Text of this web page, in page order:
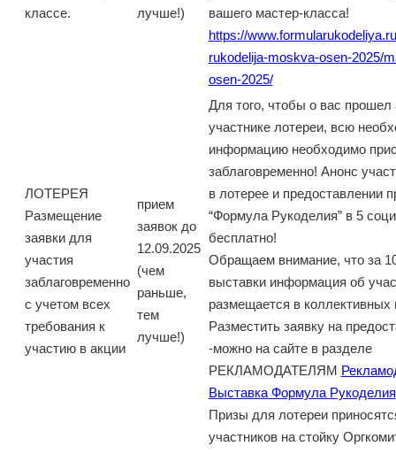
классе.
лучше!)
вашего мастер-класса!
https://
rukodelija-moskva-osen-2025/
osen-2025/
ЛОТЕРЕЯ
Размещение
заявки для
участия
заблаговременно
с учетом всех
требования к
участию в акции
прием
заявок до
12.09.2025
(чем
раньше,
тем
лучше!)
Для того, чтобы о вас прошел
участнике лотереи, всю
информацию необходимо
заблаговременно! Анонс
в лотерее и предоставлении
“Формула Рукоделия” в 5
бесплатно!
Обращаем внимание, что за
выставки информация об
размещается в коллективных
Разместить заявку на
-можно на сайте в разделе
РЕКЛАМОДАТЕЛЯМ
Выставка Формула Рукоделия
Призы для лотереи
участников на стойку